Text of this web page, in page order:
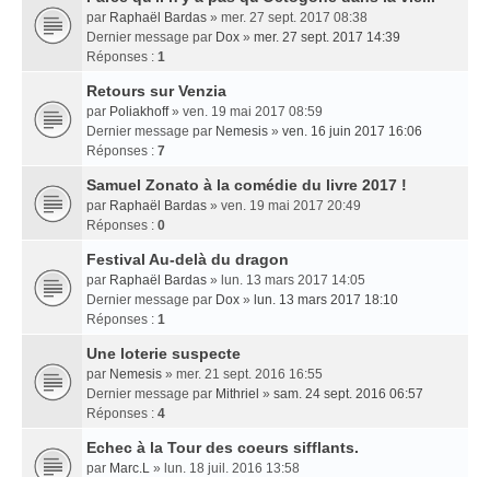
par Raphaël Bardas » mer. 27 sept. 2017 08:38
Dernier message par Dox » mer. 27 sept. 2017 14:39
Réponses : 1
Retours sur Venzia
par Poliakhoff» ven. 19 mai 2017 08:59
Dernier message par Nemesis » ven. 16 juin 2017 16:06
Réponses : 7
Samuel Zonato à la comédie du livre 2017 !
par Raphaël Bardas » ven. 19 mai 2017 20:49
Réponses : 0
Festival Au-delà du dragon
par Raphaël Bardas » lun. 13 mars 2017 14:05
Dernier message par Dox » lun. 13 mars 2017 18:10
Réponses : 1
Une loterie suspecte
par Nemesis » mer. 21 sept. 2016 16:55
Dernier message par Mithriel » sam. 24 sept. 2016 06:57
Réponses : 4
Echec à la Tour des coeurs sifflants.
par Marc.L » lun. 18 juil. 2016 13:58